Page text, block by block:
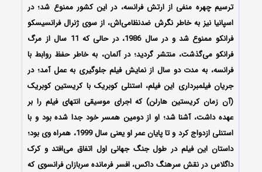
ترسیم چهره منفی از ارتش فرانسه، در این کشور ممنوع شد؛ در
اسپانیا نیز به‌ خاطر نگرش ضدنظامی‌اش، از سوی ژنرال فرانسیسکو
فرانکو ممنوع شد و در سال 1986، در حالی‌ که 11 سال از مرگ
فرانکو می‌گذشت، منتشر گردید؛ در آلمان، به‌ خاطر حفظ روابط با
فرانسه، به مدت دو سال از نمایش فیلم جلوگیری به عمل آمد؛ در
جریان فیلمبرداری این فیلم، استنلی کوبریک با کریستین کوبریک
(آن زمان کریستین هارلن) که اجرای موسیقی انتهای فیلم را بر
عهده داشت، آشنا شد؛ او از دومین همسر خود جدا شده بود و با
استنلی ازدواج کرد و تا پایان عمر او یعنی سال 1999، همراه وی بود؛
داستان این فیلم در طول جنگ جهانی اول اتفاق می‌افتد و کرک
داگلاس در نقش سرهنگ داکس، افسر فرمانده سربازان فرانسوی که